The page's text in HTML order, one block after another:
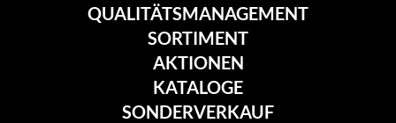
QUALITÄTSMANAGEMENT
SORTIMENT
AKTIONEN
KATALOGE
SONDERVERKAUF